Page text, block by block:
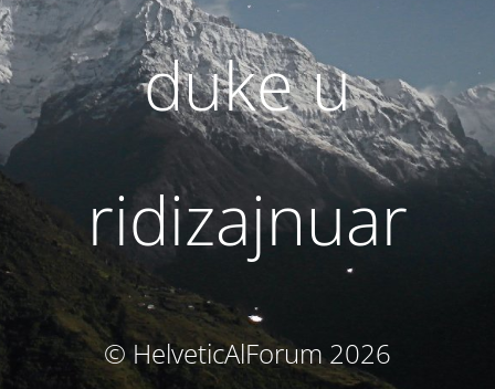
duke u
ridizajnuar
© HelveticAlForum 2026